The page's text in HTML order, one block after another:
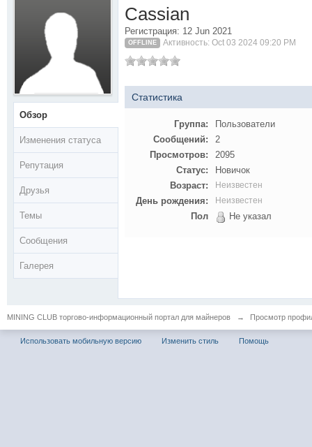
Обзор
Изменения статуса
Репутация
Друзья
Темы
Сообщения
Галерея
Cassian
Регистрация: 12 Jun 2021
OFFLINE Активность: Oct 03 2024 09:20 PM
Статистика
Группа:
Пользователи
Сообщений:
2
Просмотров:
2095
Статус:
Новичок
Возраст:
Неизвестен
День рождения: Неизвестен
Пол Не указал
MINING CLUB торгово-информационный портал для майнеров → Просмотр
Использовать мобильную версию Изменить стиль Помощь